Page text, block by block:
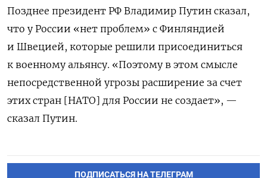
Позднее президент РФ Владимир Путин сказал,
что у России «нет проблем» с Финляндией
и Швецией, которые решили присоединиться
к военному альянсу. «Поэтому в этом смысле
непосредственной угрозы расширение за счет
этих стран [НАТО] для России не создает», —
сказал Путин.
ПОДПИСАТЬСЯ НА ТЕЛЕГРАМ